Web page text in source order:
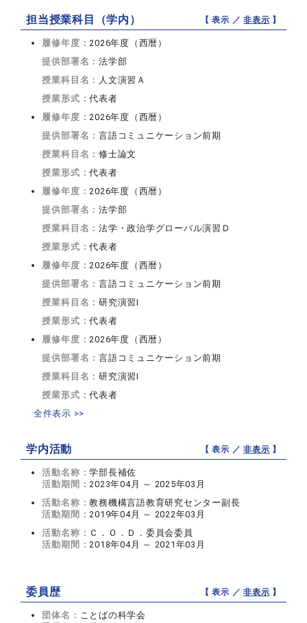
担当授業科目（学内） 【 表示 ／非表示 】
履修年度：2026年度（西暦）
提供部署名：法学部
授業科目名： 人文演習Ａ
授業形式：代表者
履修年度：2026年度（西暦）
提供部署名：言語コミュニケーション前期
授業科目名：修士論文
授業形式：代表者
履修年度：2026年度（西暦）
提供部署名：法学部
授業科目名：法学・政治学グローバル演習Ｄ
授業形式：代表者
履修年度：2026年度（西暦）
提供部署名：言語コミュニケーション前期
授業科目名：研究演習I
授業形式：代表者
履修年度：2026年度（西暦）
提供部署名：言語コミュニケーション前期
授業科目名：研究演習I
授業形式：代表者
全件表示 >>
学内活動 【 表示 ／非表示 】
活動名称：学部長補佐
活動期間：2023年04月 ～ 2025年03月
活動名称：教務機構言語教育研究センター副長
活動期間：2019年04月 ～ 2022年03月
活動名称： Ｃ．Ｏ．Ｄ．委員会委員
活動期間：2018年04月 ～ 2021年03月
委員歴 【 表示 ／非表示 】
団体名： ことばの科学会